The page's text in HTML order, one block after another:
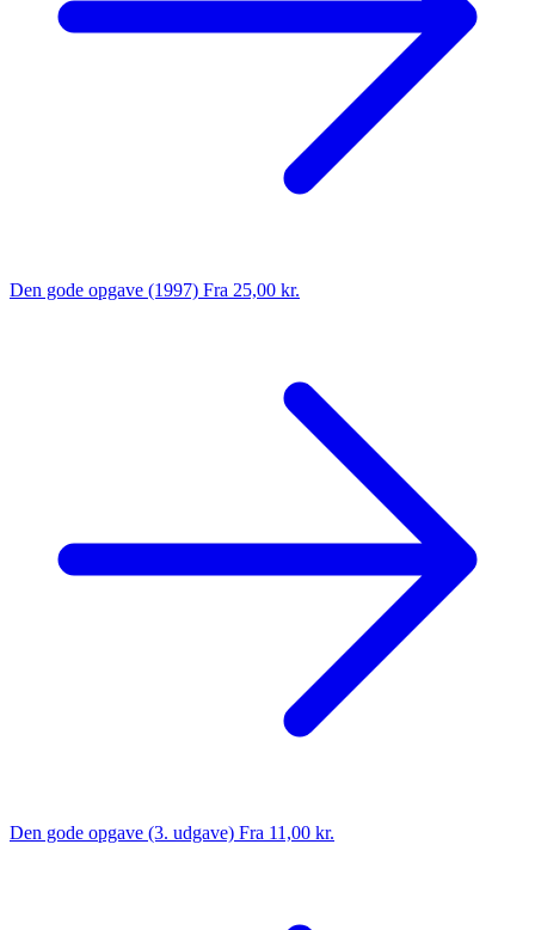
Den gode opgave (1997) Fra 25,00 kr.
Den gode opgave (3. udgave) Fra 11,00 kr.